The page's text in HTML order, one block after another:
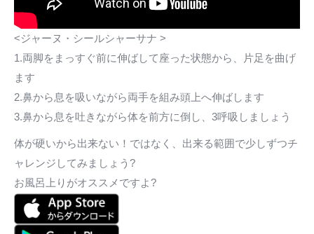
<ジャーヌ・シールシャーサナ >
1.両脚をまっすぐ前に伸ばして座った状態から、片足を曲げ
ます
2.鼻から息を吸いながら両手を組み頭上へ伸ばします
3.鼻から息を吐きながら体を前方に倒し、3呼吸しましょう
体が硬いから出来ない！ではなく、出来る範囲で少しずつチ
ャレンジしてみましょう?
お風呂上りがオススメですよ?